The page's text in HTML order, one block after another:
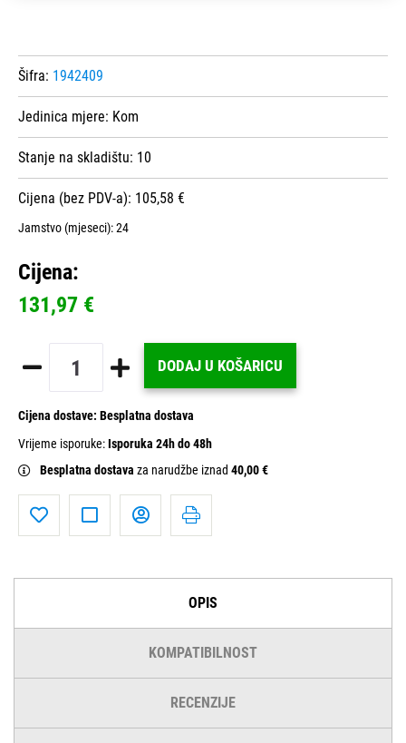
Šifra: 1942409
Jedinica mjere: Kom
Stanje na skladištu: 10
Cijena (bez PDV-a): 105,58 €
Jamstvo (mjeseci):24
Cijena:
131,97 €
DODAJ U KOŠARICU
Cijena dostave: Besplatna dostava
Vrijeme isporuke:Isporuka 24h do 48h
Besplatna dostava za narudžbe iznad 40,00 €
OPIS
KOMPATIBILNOST
RECENZIJE